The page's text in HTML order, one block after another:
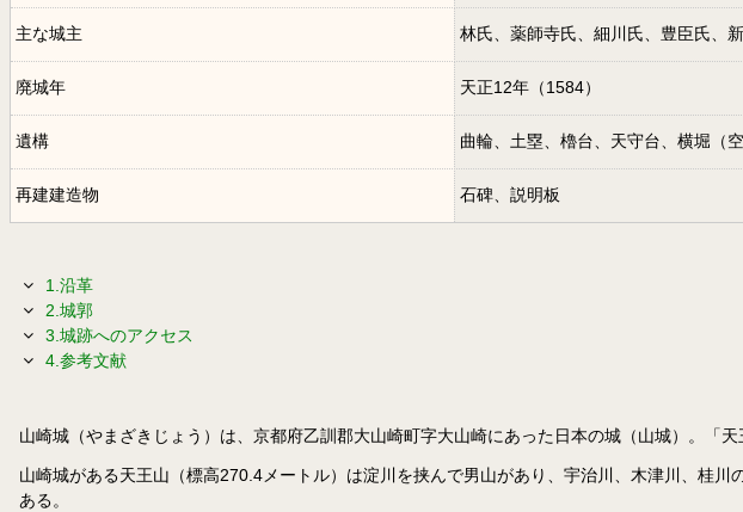
主な城主 林氏、薬師寺氏、細川氏、豊臣氏、
廃城年 天正12年（1584）
遺構 曲輪、土塁、櫓台、天守台、横堀（
再建建造物 石碑、説明板
1.沿革
2.城郭
3.城跡へのアクセス
4.参考文献
山崎城（やまざきじょう）は、京都府乙訓郡大山崎町字大山崎にあった日本の城（山城）。「
山崎城がある天王山（標高270.4メートル）は淀川を挟んで男山があり、宇治川、木津川、桂
ある。